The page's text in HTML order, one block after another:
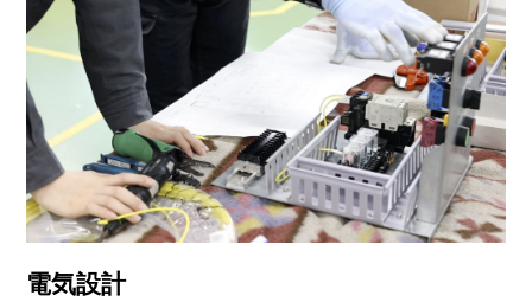
電気設計